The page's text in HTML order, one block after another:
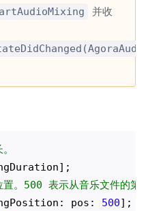
并收
。
。500 表示从音乐文件的
pos: 500